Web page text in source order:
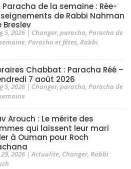
Paracha de la semaine : Rée-
de Rabbi Nahman
Breslev
5, 2026| Changer, paracha, Paracha de
, Paracha et fêtes, Rabbi
Chabbat : Paracha Réé –
7 août 2026
5, 2026| Changer, paracha, Paracha de
Arouch : Le mérite des
qui laissent leur mari
à Ouman pour Roch
2026|Actualite, Changer, Rabbi